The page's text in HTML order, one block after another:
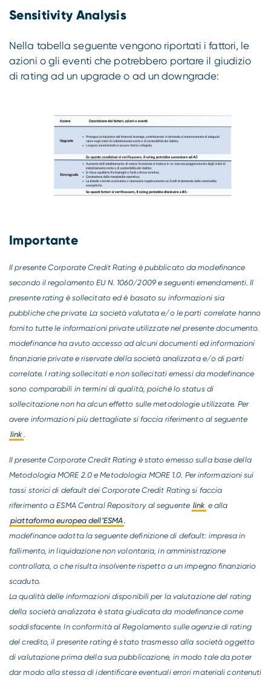
Sensitivity Analysis
Nella tabella seguente vengono riportati i fattori, le
azioni o gli eventi che potrebbero portare il giudizio
di rating ad un upgrade o ad un downgrade:
Importante
Il presente Corporate Credit Rating è pubblicato da modefinance
secondo il regolamento EU N. 1060/2009 e seguenti emendamenti. Il
presente rating è sollecitato ed è basato su informazioni sia
pubbliche che private. La società valutata e/o le parti correlate hanno
fornito tutte le informazioni private utilizzate nel presente documento.
modefinance ha avuto accesso ad alcuni documenti ed informazioni
finanziarie private e riservate della società analizzata e/o di parti
correlate. I rating sollecitati e non sollecitati emessi da modefinance
sono comparabili in termini di qualità, poiché lo status di
sollecitazione non ha alcun effetto sulle metodologie utilizzate. Per
avere informazioni più dettagliate si faccia riferimento al seguente
link .
Il presente Corporate Credit Rating è stato emesso sulla base della
Metodologia MORE 2.0 e Metodologia MORE 1.0. Per informazioni sui
tassi storici di default dei Corporate Credit Rating si faccia
riferimento a ESMA Central Repository al seguente link e alla
piattaforma europea dell’ESMA .
modefinance adotta la seguente definizione di default: impresa in
fallimento, in liquidazione non volontaria, in amministrazione
controllata, o che risulta insolvente rispetto a un impegno finanziario
scaduto.
La qualità delle informazioni disponibili per la valutazione del rating
della società analizzata è stata giudicata da modefinance come
soddisfacente. In conformità al Regolamento sulle agenzie di rating
del credito, il presente rating è stato trasmesso alla società oggetto
di valutazione prima della sua pubblicazione, in modo tale da poter
dar modo alla stessa di identificare eventuali errori materiali contenuti